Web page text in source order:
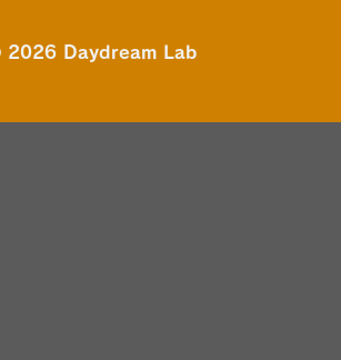
2026 Daydream Lab